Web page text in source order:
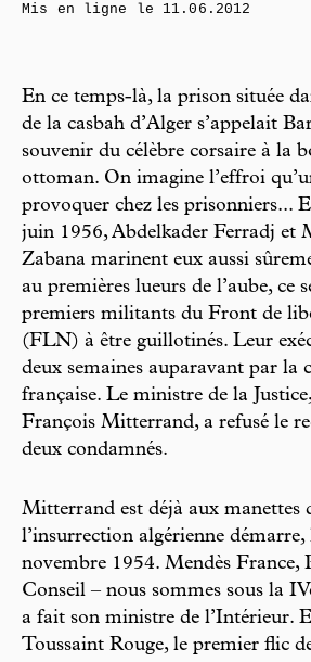
En ce temps-là, la prison située
de la casbah d’Alger s’appelait
souvenir du célèbre corsaire à la
ottoman. On imagine l’effroi
provoquer chez les prisonniers...
juin 1956, Abdelkader Ferradj et
Zabana marinent eux aussi
au premières lueurs de l’aube, ce
premiers militants du Front de
(FLN) à être guillotinés. Leur
deux semaines auparavant par la
française. Le ministre de la
François Mitterrand, a refusé le
deux condamnés.
Mitterrand est déjà aux manettes
l’insurrection algérienne
novembre 1954. Mendès France,
Conseil – nous sommes sous la
a fait son ministre de l’Intérieur.
Toussaint Rouge, le premier flic
Mis en ligne le 11.06.2012